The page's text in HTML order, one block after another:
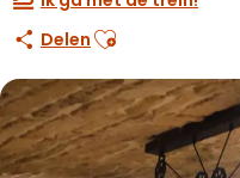
Delen Ajouter aux favoris